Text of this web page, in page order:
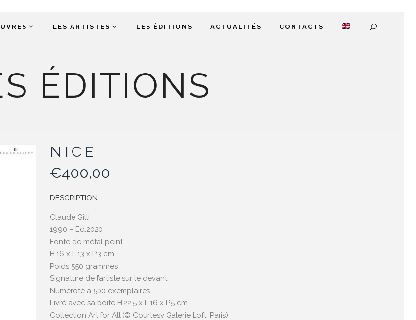
LES ARTISTES LES ÉDITIONS ACTUALITÉS CONTACTS
ÉDITIONS
NICE
€400,00
DESCRIPTION
Claude Gilli
1990 – Ed.2020
Fonte de métal peint
H.16 x L.13 x P.3 cm
Poids 550 grammes
Signature de l’artiste sur le devant
Numéroté à 500 exemplaires
Livré avec sa boîte H.22,5 x L.16 x P.5 cm
Collection Art for All (© Courtesy Galerie Loft, Paris)